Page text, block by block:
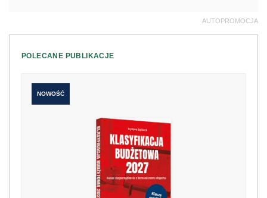
AUTOPROMOCJA
POLECANE PUBLIKACJE
NOWOŚĆ